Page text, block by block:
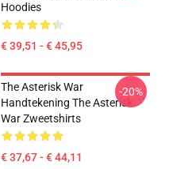
Hoodies
€ 39,51 - € 45,95
The Asterisk War
Handtekening The Asterisk
War Zweetshirts
€ 37,67 - € 44,11
-20%